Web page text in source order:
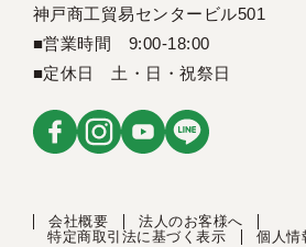
神戸商工貿易センタービル501
■営業時間 9:00-18:00
■定休日 土・日・祝祭日
会社概要
法人のお客様へ
特定商取引法に基づく表示
個人情